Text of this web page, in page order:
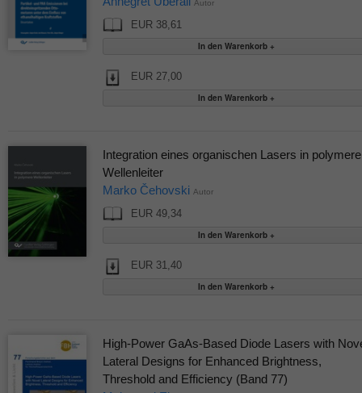
Autor
EUR 38,61
EUR 27,00
Integration eines organischen Lasers in polymere
Wellenleiter
Marko Čehovski Autor
EUR 49,34
EUR 31,40
High-Power GaAs-Based Diode Lasers with
Lateral Designs for Enhanced Brightness,
Threshold and Efficiency (Band 77)